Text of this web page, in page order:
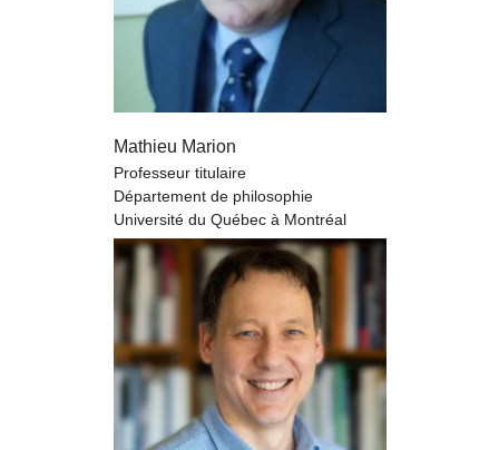
Mathieu Marion
Professeur titulaire
Département de philosophie
Université du Québec à Montréal